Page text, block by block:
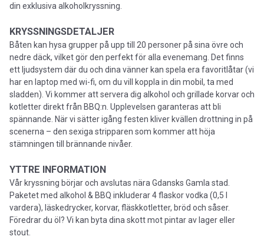
din exklusiva alkoholkryssning.
KRYSSNINGSDETALJER
Båten kan hysa grupper på upp till 20 personer på sina övre och
nedre däck, vilket gör den perfekt för alla evenemang. Det finns
ett ljudsystem där du och dina vänner kan spela era favoritlåtar (vi
har en laptop med wi-fi, om du vill koppla in din mobil, ta med
sladden). Vi kommer att servera dig alkohol och grillade korvar och
kotletter direkt från BBQ:n. Upplevelsen garanteras att bli
spännande. När vi sätter igång festen kliver kvällen drottning in på
scenerna – den sexiga stripparen som kommer att höja
stämningen till brännande nivåer.
YTTRE INFORMATION
Vår kryssning börjar och avslutas nära Gdansks Gamla stad.
Paketet med alkohol & BBQ inkluderar 4 flaskor vodka (0,5 l
vardera), läskedrycker, korvar, fläskkotletter, bröd och såser.
Föredrar du öl? Vi kan byta dina skott mot pintar av lager eller
stout.